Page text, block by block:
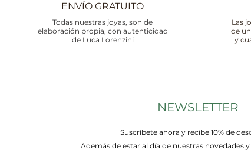
ENVÍO GRATUITO
Todas nuestras joyas, son de
elaboración propia, con autenticidad
de Luca Lorenzini
Las
de
y
NEWSLETTER
Suscríbete ahora y recibe 10% de
Además de estar al día de nuestras novedades